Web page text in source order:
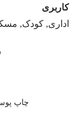
کاربری
اداری, کودک,
چاپ